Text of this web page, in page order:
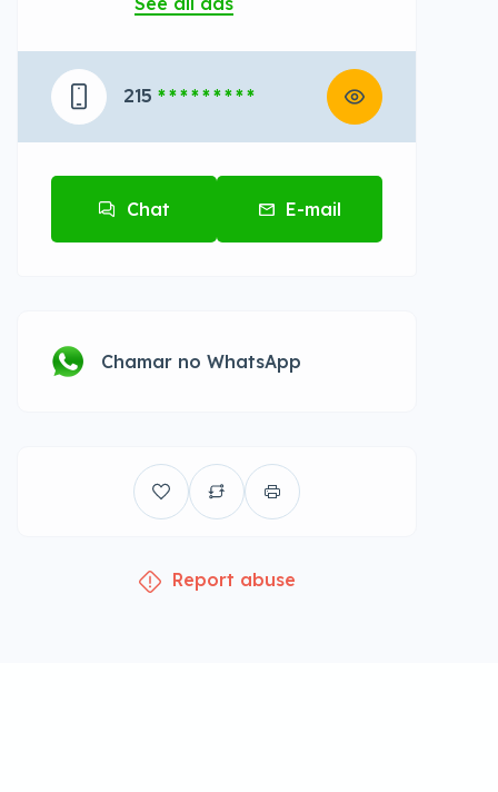
215 * * * * * * * * *
Chat E-mail
Chamar no WhatsApp
Report abuse